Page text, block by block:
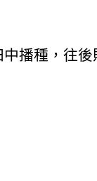
播種，往後